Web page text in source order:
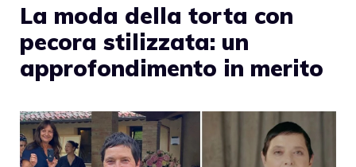
La moda della torta con
pecora stilizzata: un
approfondimento in merito